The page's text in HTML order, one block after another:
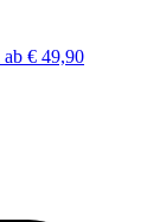
ab € 49,90